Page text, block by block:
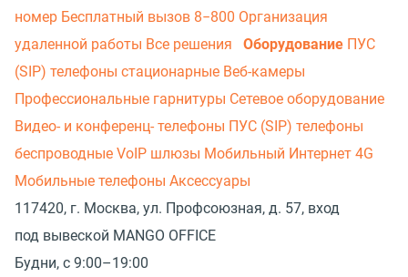
номер Бесплатный вызов 8−800 Организация
удаленной работы Все решения Оборудование ПУС
(SIP) телефоны стационарные Веб-камеры
Профессиональные гарнитуры Сетевое оборудование
Видео- и конференц- телефоны ПУС (SIP) телефоны
беспроводные VoIP шлюзы Мобильный Интернет 4G
Мобильные телефоны Аксессуары
117420, г. Москва, ул. Профсоюзная, д. 57, вход
под вывеской MANGO OFFICE
Будни, с 9:00–19:00